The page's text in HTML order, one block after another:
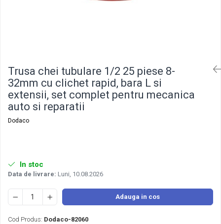
Trusa chei tubulare 1/2 25 piese 8-
32mm cu clichet rapid, bara L si
extensii, set complet pentru mecanica
auto si reparatii
Dodaco
In stoc
Data de livrare: Luni, 10.08.2026
Adauga in cos
Cod Produs: Dodaco-82060